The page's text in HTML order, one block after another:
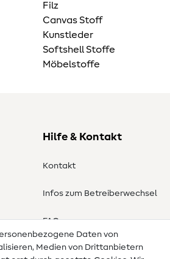
Filz
Canvas Stoff
Kunstleder
Softshell Stoffe
Möbelstoffe
Hilfe & Kontakt
Kontakt
Infos zum Betreiberwechsel
FAQ
Widerrufsrecht
Daten von
Medien von Drittanbietern